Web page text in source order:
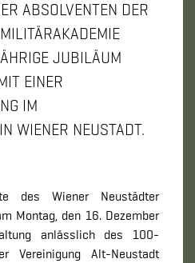
ABSOLVENTEN DER
JUBILÄUM
EINER
IM
WIENER NEUSTADT.
des Wiener Neustädter
Montag, den 16. Dezember
anlässlich des 100-
Vereinigung Alt-Neustadt